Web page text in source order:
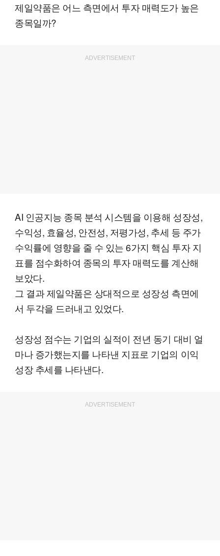
제일약품은 어느 측면에서 투자 매력도가 높은
종목일까?
ADVERTISEMENT
AI 인공지능 종목 분석 시스템을 이용해 성장성,
수익성, 효율성, 안전성, 저평가성, 추세 등 주가
수익률에 영향을 줄 수 있는 6가지 핵심 투자 지
표를 점수화하여 종목의 투자 매력도를 계산해
보았다.
그 결과 제일약품은 상대적으로 성장성 측면에
서 두각을 드러내고 있었다.
성장성 점수는 기업의 실적이 전년 동기 대비 얼
마나 증가했는지를 나타낸 지표로 기업의 이익
성장 추세를 나타낸다.
ADVERTISEMENT